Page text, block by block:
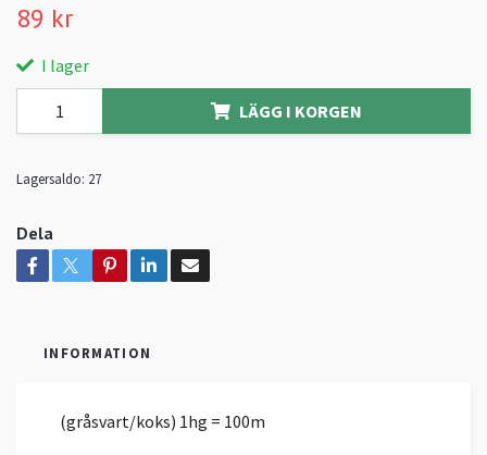
89 kr
I lager
LÄGG I KORGEN
Lagersaldo: 27
Dela
INFORMATION
(gråsvart/koks) 1hg = 100m